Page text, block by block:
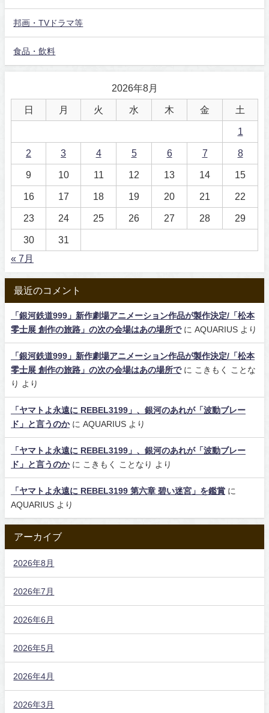
邦画・TVドラマ等
食品・飲料
2026年8月
日 月 火 水 木 金 土
1
2 3 4 5 6 7 8
9 10 11 12 13 14 15
16 17 18 19 20 21 22
23 24 25 26 27 28 29
30
31
« 7月
最近のコメント
「銀河鉄道999」新作劇場アニメーション作品が製作決定/「松本
零士展 創作の旅路」の次の会場はあの場所でに AQUARIUS より
「銀河鉄道999」新作劇場アニメーション作品が製作決定/「松本
零士展 創作の旅路」の次の会場はあの場所でに こきもく ことな
り
より
「ヤマトよ永遠に REBEL3199」、銀河のあれが「波動ブレー
ド」と言うのかに AQUARIUS より
「ヤマトよ永遠に REBEL3199」、銀河のあれが「波動ブレー
ド」と言うのかに こきもく ことなり より
「ヤマトよ永遠に REBEL3199 第六章 碧い迷宮」を鑑賞 に
AQUARIUS より
アーカイブ
2026年8月
2026年7月
2026年6月
2026年5月
2026年4月
2026年3月